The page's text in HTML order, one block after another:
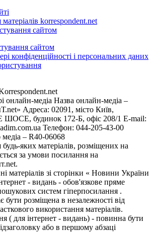
korrespondent.net
сайтом
сайтом
конфіденційності і персональних даних
онлайн-медіа Назва онлайн-медіа –
Адреса: 02091, місто Київ,
будинок 172-Б, офіс 208/1 E-mail:
Телефон: 044-205-43-00
медіа – R40-06068
яких матеріалів, розміщених на
за умови посилання на
матеріалів зі сторінки « Новини України
- видань - обов'язкове пряме
систем гіперпосилання .
бути розміщена в незалежності від
використання матеріалів.
( для інтернет - видань) - повинна бути
або в першому абзаці